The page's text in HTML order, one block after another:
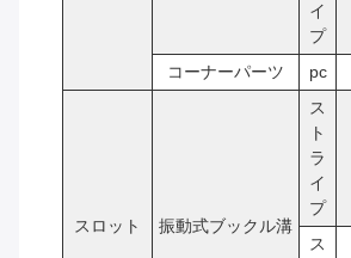
イ
プ
コーナーパーツ pc
スロット 振動式ブックル溝
ス
ト
ラ
イ
プ
ス